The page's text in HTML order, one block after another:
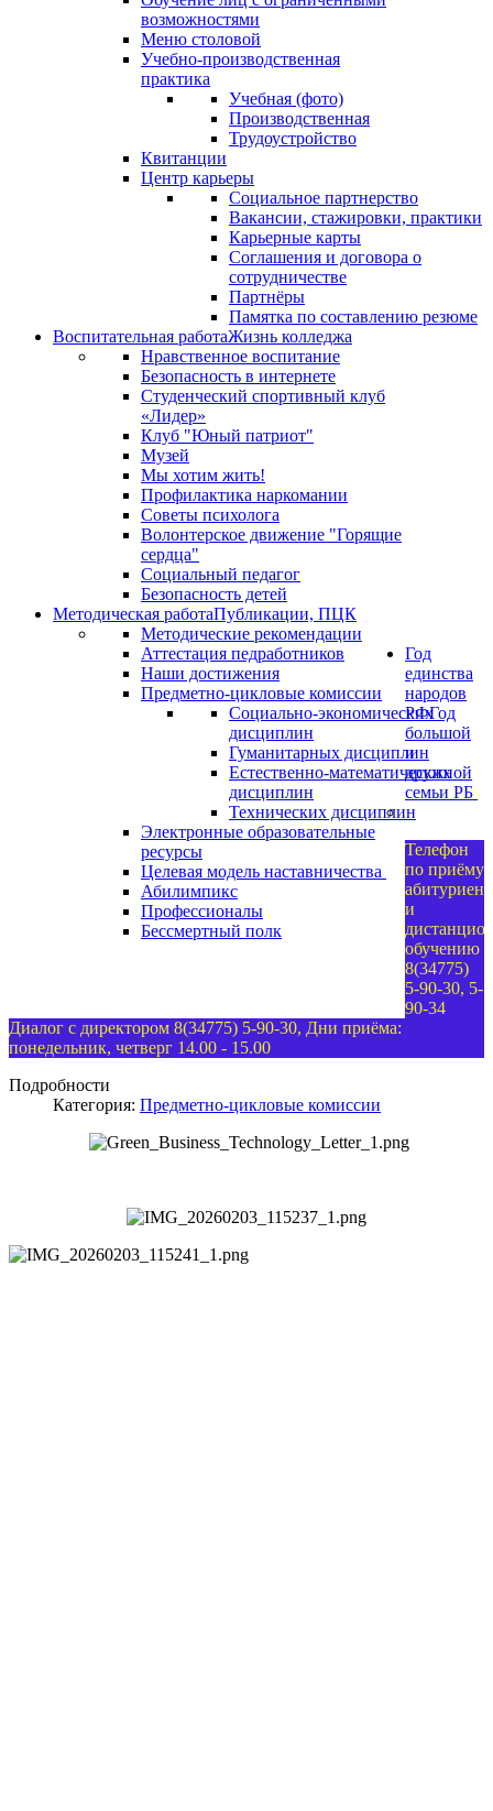
возможностями
Меню столовой
Учебно-производственная
практика
Учебная (фото)
Производственная
Трудоустройство
Квитанции
Центр карьеры
Социальное партнерство
Вакансии, стажировки, практики
Карьерные карты
Соглашения и договора о
сотрудничестве
Партнёры
Памятка по составлению резюме
Воспитательная работаЖизнь колледжа
Нравственное воспитание
Безопасность в интернете
Студенческий спортивный клуб
«Лидер»
Клуб "Юный патриот"
Музей
Мы хотим жить!
Профилактика наркомании
Советы психолога
Волонтерское движение "Горящие
сердца"
Социальный педагог
Безопасность детей
Методическая работаПубликации, ПЦК
Методические рекомендации
Аттестация педработников
Наши достижения
Предметно-цикловые комиссии
Социально-экономических
дисциплин
Гуманитарных дисциплин
Естественно-математических
дисциплин
Технических дисциплин
Электронные образовательные
ресурсы
Целевая модель наставничества
Абилимпикс
Профессионалы
Год
единства
народов
РФГод
большой
и
дружной
семьи РБ
Бессмертный полк
Телефон
по приёму
и
обучению
8(34775)
5-90-30, 5-
90-34
Диалог с директором 8(34775) 5-90-30, Дни приёма:
понедельник, четверг 14.00 - 15.00
Подробности
Категория: Предметно-цикловые комиссии